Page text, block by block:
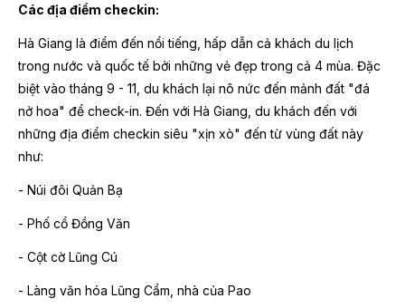
Các địa điểm checkin:
Hà Giang là điểm đến nổi tiếng, hấp dẫn cả khách du lịch
trong nước và quốc tế bởi những vẻ đẹp trong cả 4 mùa. Đặc
biệt vào tháng 9 - 11, du khách lại nô nức đến mảnh đất "đá
nở hoa" để check-in. Đến với Hà Giang, du khách đến với
những địa điểm checkin siêu "xịn xò" đến từ vùng đất này
như:
- Núi đôi Quản Bạ
- Phố cổ Đồng Văn
- Cột cờ Lũng Cú
- Làng văn hóa Lũng Cẩm, nhà của Pao